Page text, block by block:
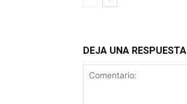
DEJA UNA RESPUESTA